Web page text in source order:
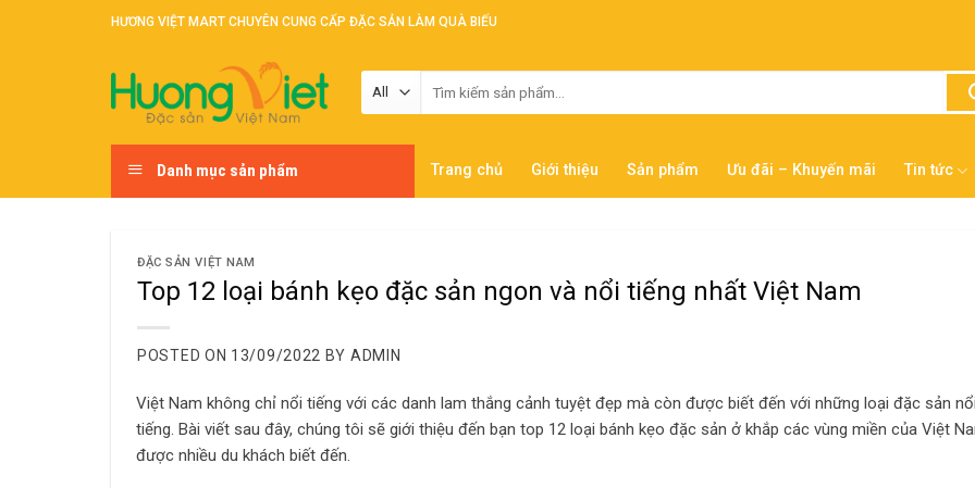
HƯƠNG VIỆT MART CHUYÊN CUNG CẤP ĐẶC SẢN LÀM QUÀ BIẾU
Danh mục sản phẩm Trang chủ Giới thiệu Sản phẩm Ưu đãi – Khuyến mãi Tin tức
ĐẶC SẢN VIỆT NAM
Top 12 loại bánh kẹo đặc sản ngon và nổi tiếng nhất Việt Nam
POSTED ON 13/09/2022 BY ADMIN
Việt Nam không chỉ nổi tiếng với các danh lam thắng cảnh tuyệt đẹp mà còn được biết đến với những loại đặc sản nổi
tiếng. Bài viết sau đây, chúng tôi sẽ giới thiệu đến bạn top 12 loại bánh kẹo đặc sản ở khắp các vùng miền của Việt
được nhiều du khách biết đến.